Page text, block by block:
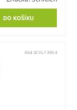
Kód:SCHL13964